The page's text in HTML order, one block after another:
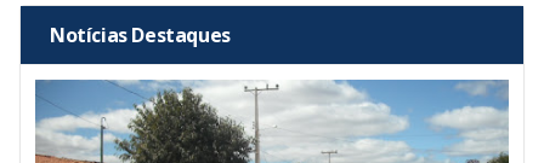
Notícias Destaques